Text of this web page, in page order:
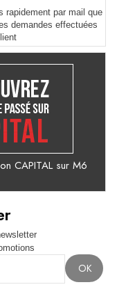
rapidement par mail que
demandes effectuées
CAPITAL sur M6